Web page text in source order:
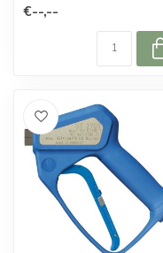
€--,--